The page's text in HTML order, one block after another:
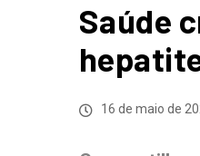
Saúde
16 de maio de